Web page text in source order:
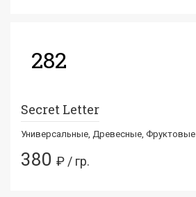
282
Secret Letter
Универсальные, Древесные, Фруктовые
380 ₽ / гр.